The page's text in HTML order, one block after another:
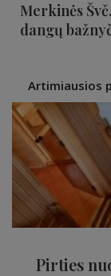
Merkinės
dangų
Artimiausios
Pirties